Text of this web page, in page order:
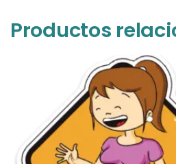
Productos